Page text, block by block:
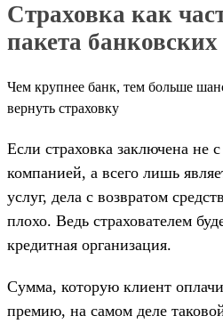
Страховка как
пакета банковских
Чем крупнее банк, тем больше
вернуть страховку
Если страховка заключена не
компанией, а всего лишь
услуг, дела с возвратом
плохо. Ведь страхователем
кредитная организация.
Сумма, которую клиент
премию, на самом деле